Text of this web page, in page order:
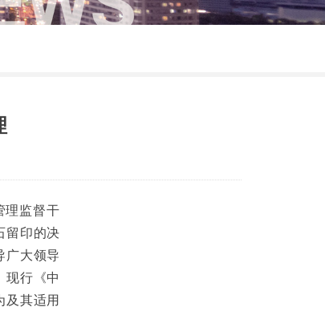
理监督干
留印的决
广大领导
现行《中
其适用